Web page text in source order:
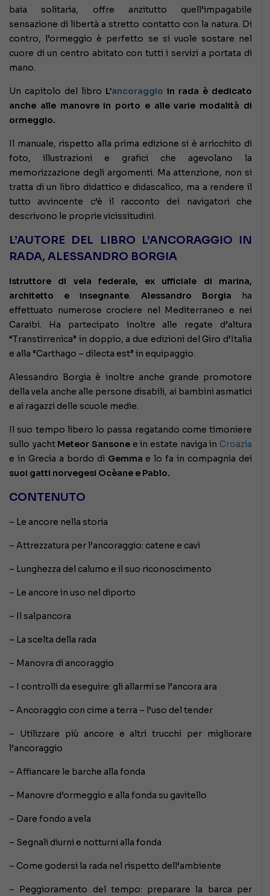
baia solitaria, offre anzitutto quell’impagabile
sensazione di libertà a stretto contatto con la natura. Di
contro, l’ormeggio è perfetto se si vuole sostare nel
cuore di un centro abitato con tutti i servizi a portata di
mano.
Un capitolo del libro L’ancoraggio in rada è dedicato
anche alle manovre in porto e alle varie modalità di
ormeggio.
Il manuale, rispetto alla prima edizione si è arricchito di
foto, illustrazioni e grafici che agevolano la
memorizzazione degli argomenti. Ma attenzione, non si
tratta di un libro didattico e didascalico, ma a rendere il
tutto avvincente c’è il racconto dei navigatori che
descrivono le proprie vicissitudini.
L’AUTORE DEL LIBRO L’ANCORAGGIO IN
RADA, ALESSANDRO BORGIA
Istruttore di vela federale, ex ufficiale di marina,
architetto e insegnante. Alessandro Borgia ha
effettuato numerose crociere nel Mediterraneo e nei
Caraibi. Ha partecipato inoltre alle regate d’altura
“Transtirrenica” in doppio, a due edizioni del Giro d’Italia
e alla “Carthago – dilecta est” in equipaggio.
Alessandro Borgia è inoltre anche grande promotore
della vela anche alle persone disabili, ai bambini asmatici
e ai ragazzi delle scuole medie.
Il suo tempo libero lo passa regatando come timoniere
sullo yacht Meteor Sansone e in estate naviga in Croazia
e in Grecia a bordo di Gemma e lo fa in compagnia dei
suoi gatti norvegesi Ocèane e Pablo.
CONTENUTO
– Le ancore nella storia
– Attrezzatura per l’ancoraggio: catene e cavi
– Lunghezza del calumo e il suo riconoscimento
– Le ancore in uso nel diporto
– Il salpancora
– La scelta della rada
– Manovra di ancoraggio
– I controlli da eseguire: gli allarmi se l’ancora ara
– Ancoraggio con cime a terra – l’uso del tender
– Utilizzare più ancore e altri trucchi per migliorare
l’ancoraggio
– Affiancare le barche alla fonda
– Manovre d’ormeggio e alla fonda su gavitello
– Dare fondo a vela
– Segnali diurni e notturni alla fonda
– Come godersi la rada nel rispetto dell’ambiente
– Peggioramento del tempo: preparare la barca per